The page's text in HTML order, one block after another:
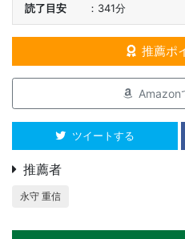
読了目安
341分
推薦ポ
Amazon
ツイートする
推薦者
永守 重信